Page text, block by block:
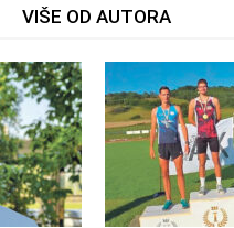
VIŠE OD AUTORA